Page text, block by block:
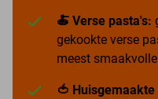
🍝 Verse pasta's:
gekookte verse
meest
🍅